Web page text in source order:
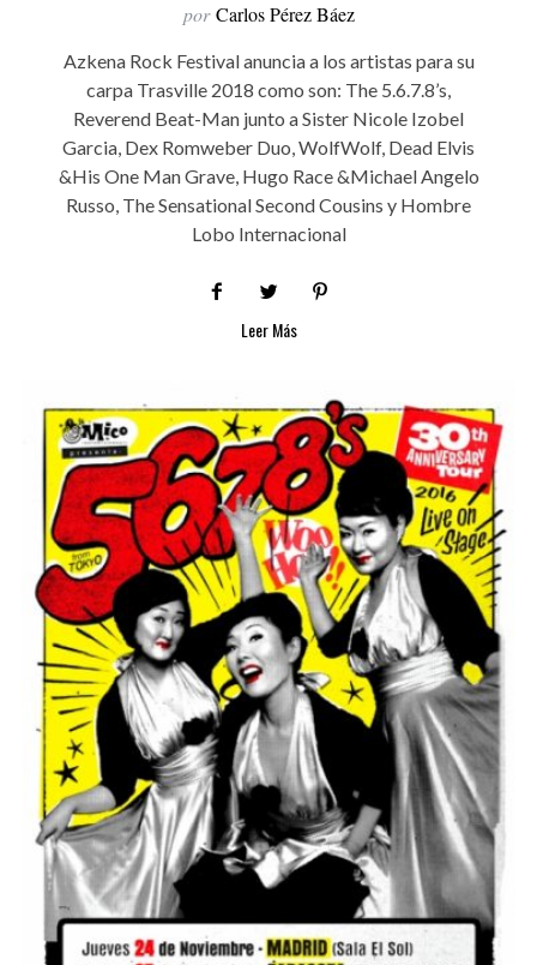
por Carlos Pérez Báez
Azkena Rock Festival anuncia a los artistas para su
carpa Trasville 2018 como son: The 5.6.7.8’s,
Reverend Beat-Man junto a Sister Nicole Izobel
Garcia, Dex Romweber Duo, WolfWolf, Dead Elvis
&His One Man Grave, Hugo Race &Michael Angelo
Russo, The Sensational Second Cousins y Hombre
Lobo Internacional
Leer Más